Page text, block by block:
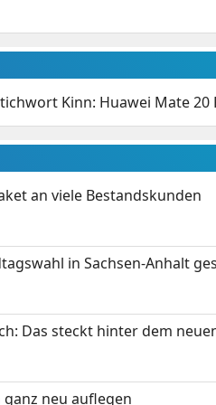
Kinn: Huawei Mate
an viele Bestandskunden
in Sachsen-Anhalt
Das steckt hinter dem
neu auflegen